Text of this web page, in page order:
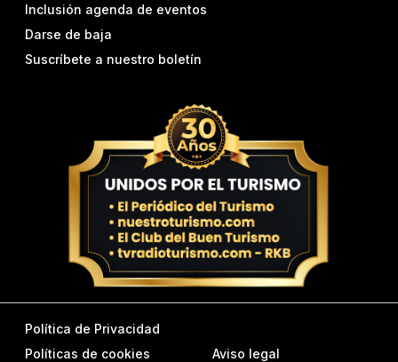
Inclusión agenda de eventos
Darse de baja
Suscríbete a nuestro boletín
Política de Privacidad
Políticas de cookies
Aviso legal